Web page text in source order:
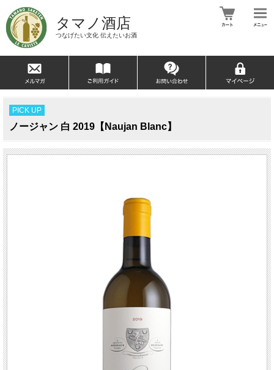
タマノ酒店
つなげたい文化 伝えたいお酒
PICK UP
ノージャン 白 2019【Naujan Blanc】